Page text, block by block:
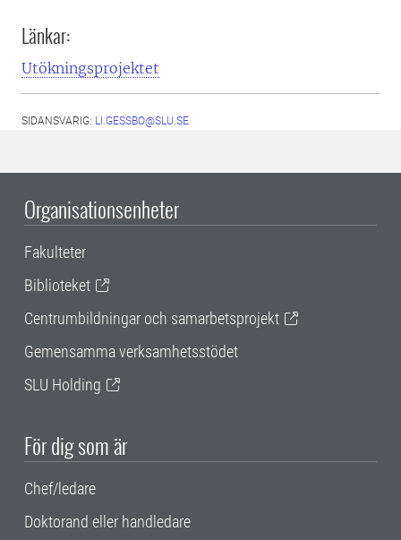
Länkar:
Utökningsprojektet
SIDANSVARIG: LI.GESSBO@SLU.SE
Organisationsenheter
Fakulteter
Biblioteket
Centrumbildningar och samarbetsprojekt
Gemensamma verksamhetsstödet
SLU Holding
För dig som är
Chef/ledare
Doktorand eller handledare